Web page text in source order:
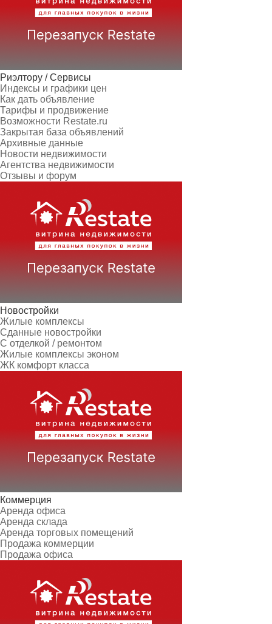
Риэлтору / Сервисы
Индексы и графики цен
Как дать объявление
Тарифы и продвижение
Возможности Restate.ru
Закрытая база объявлений
Архивные данные
Новости недвижимости
Агентства недвижимости
Отзывы и форум
Новостройки
Жилые комплексы
Сданные новостройки
С отделкой / ремонтом
Жилые комплексы эконом
ЖК комфорт класса
Коммерция
Аренда офиса
Аренда склада
Аренда торговых помещений
Продажа коммерции
Продажа офиса